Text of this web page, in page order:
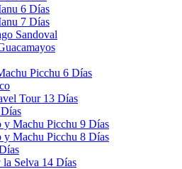
6 Días
7 Días
Sandoval
Picchu 6 Días
Tour 13 Días
y Machu Picchu 9 Días
y Machu Picchu 8 Días
Selva 14 Días